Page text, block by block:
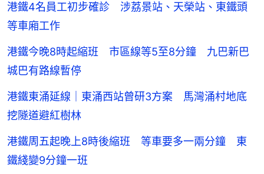
港鐵4名員工初步確診 涉荔景站、天榮站、東鐵頭
等車廂工作
港鐵今晚8時起縮班 市區線等5至8分鐘 九巴新巴
城巴有路線暫停
港鐵東涌延線｜東涌西站曾研3方案 馬灣涌村地底
挖隧道避紅樹林
港鐵周五起晚上8時後縮班 等車要多一兩分鐘 東
鐵綫變9分鐘一班